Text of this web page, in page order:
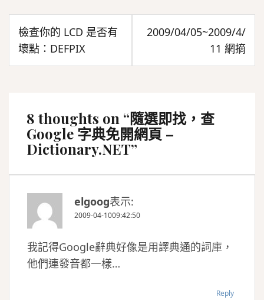
文
章
導
檢查你的 LCD 是否有
壞點：DEFPIX
2009/04/05~2009/4/
11 網摘
8 thoughts on “隨選即找，查
Google 字典免開網頁 –
Dictionary.NET”
elgoog表示:
2009-04-1009:42:50
我記得Google辭典好像是用譯典通的詞庫，
他們連發音都一樣…
Reply